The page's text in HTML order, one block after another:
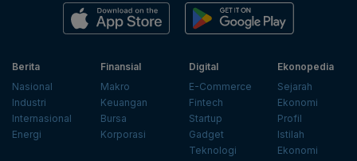
Berita
Nasional
Industri
Internasional
Energi
Finansial
Makro
Keuangan
Bursa
Korporasi
Digital
E-Commerce
Fintech
Startup
Gadget
Teknologi
Ekonopedia
Sejarah
Ekonomi
Profil
Istilah
Ekonomi